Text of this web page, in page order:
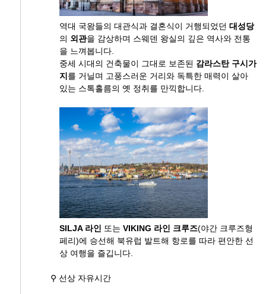
역대 국왕들의 대관식과 결혼식이 거행되었던 대성당
의 외관을 감상하며 스웨덴 왕실의 깊은 역사와 전통
을 느껴봅니다.
중세 시대의 건축물이 그대로 보존된 감라스탄 구시가
지 를 거닐며 고풍스러운 거리와 독특한 매력이 살아
있는 스톡홀름의 옛 정취를 만끽합니다.
SILJA 라인 또는 VIKING 라인 크루즈(야간 크루즈형
페리)에 승선해 북유럽 발트해 항로를 따라 편안한 선
상 여행을 즐깁니다.
⚲ 선상 자유시간